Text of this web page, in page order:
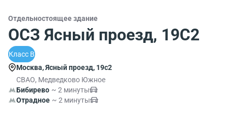
Отдельностоящее здание
ОСЗ Ясный проезд, 19С2
Класс B
Москва, Ясный проезд, 19с2
СВАО, Медведково Южное
Бибирево ~ 2 минуты
Отрадное ~ 2 минуты